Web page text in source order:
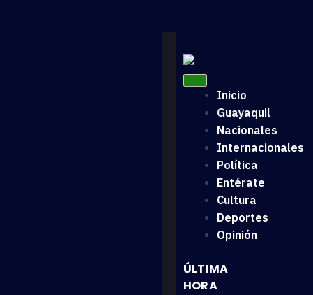
Inicio
Guayaquil
Nacionales
Internacionales
Política
Entérate
Cultura
Deportes
Opinión
ÚLTIMA
HORA